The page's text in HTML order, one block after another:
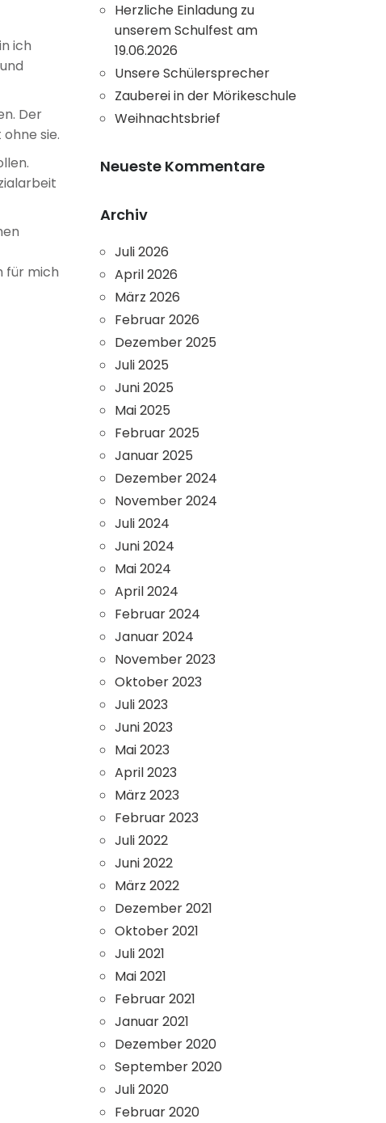
ich
Der
sie.
für mich
Herzliche Einladung zu
unserem Schulfest am
19.06.2026
Unsere Schülersprecher
Zauberei in der Mörikeschule
Weihnachtsbrief
Neueste Kommentare
Archiv
Juli 2026
April 2026
März 2026
Februar 2026
Dezember 2025
Juli 2025
Juni 2025
Mai 2025
Februar 2025
Januar 2025
Dezember 2024
November 2024
Juli 2024
Juni 2024
Mai 2024
April 2024
Februar 2024
Januar 2024
November 2023
Oktober 2023
Juli 2023
Juni 2023
Mai 2023
April 2023
März 2023
Februar 2023
Juli 2022
Juni 2022
März 2022
Dezember 2021
Oktober 2021
Juli 2021
Mai 2021
Februar 2021
Januar 2021
Dezember 2020
September 2020
Juli 2020
Februar 2020